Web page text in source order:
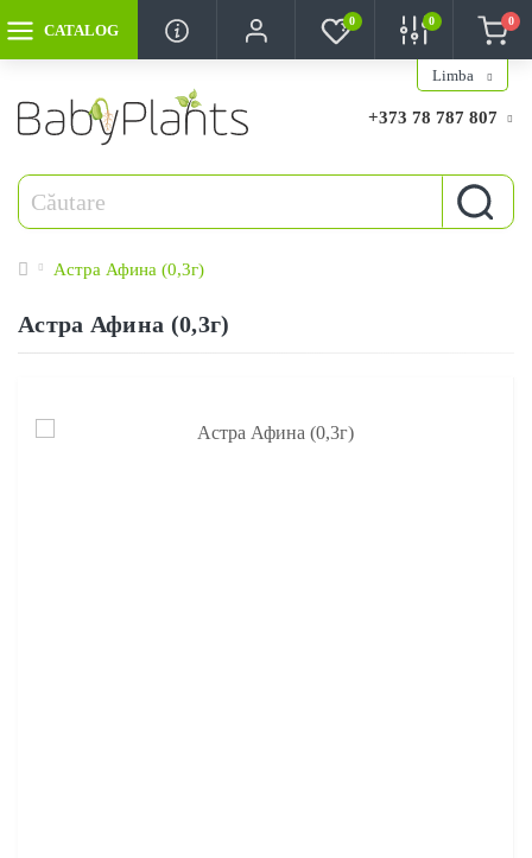
CATALOG
Limba
0 0 0
+373 78 787 807
Астра Афина (0,3г)
Астра Афина (0,3г)